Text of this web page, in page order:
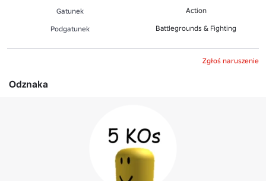
Gatunek
Action
Podgatunek Battlegrounds & Fighting
Zgłoś naruszenie
Odznaka